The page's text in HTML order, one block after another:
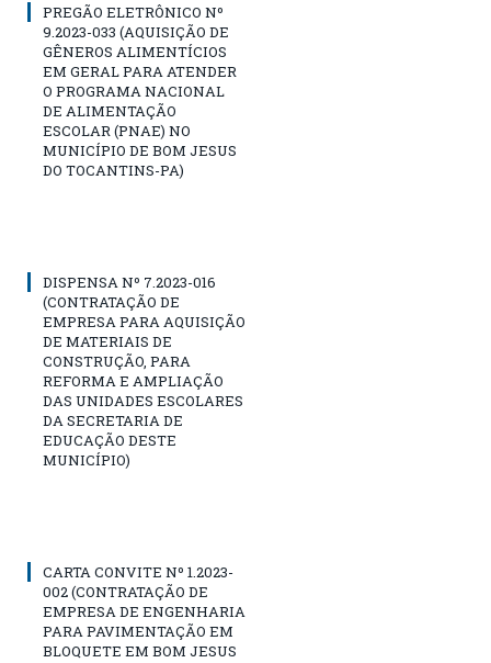
PREGÃO ELETRÔNICO Nº
9.2023-033 (AQUISIÇÃO DE
GÊNEROS ALIMENTÍCIOS
EM GERAL PARA ATENDER
O PROGRAMA NACIONAL
DE ALIMENTAÇÃO
ESCOLAR (PNAE) NO
MUNICÍPIO DE BOM JESUS
DO TOCANTINS-PA)
DISPENSA Nº 7.2023-016
(CONTRATAÇÃO DE
EMPRESA PARA AQUISIÇÃO
DE MATERIAIS DE
CONSTRUÇÃO, PARA
REFORMA E AMPLIAÇÃO
DAS UNIDADES ESCOLARES
DA SECRETARIA DE
EDUCAÇÃO DESTE
MUNICÍPIO)
CARTA CONVITE Nº 1.2023-
002 (CONTRATAÇÃO DE
EMPRESA DE ENGENHARIA
PARA PAVIMENTAÇÃO EM
BLOQUETE EM BOM JESUS